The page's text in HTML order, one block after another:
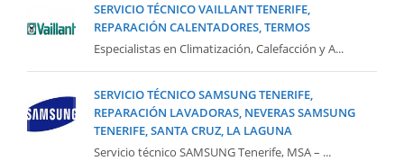
SERVICIO TÉCNICO VAILLANT TENERIFE,
REPARACIÓN CALENTADORES, TERMOS
Especialistas en Climatización, Calefacción y A...
SERVICIO TÉCNICO SAMSUNG TENERIFE,
REPARACIÓN LAVADORAS, NEVERAS SAMSUNG
TENERIFE, SANTA CRUZ, LA LAGUNA
Servicio técnico SAMSUNG Tenerife, MSA – ...